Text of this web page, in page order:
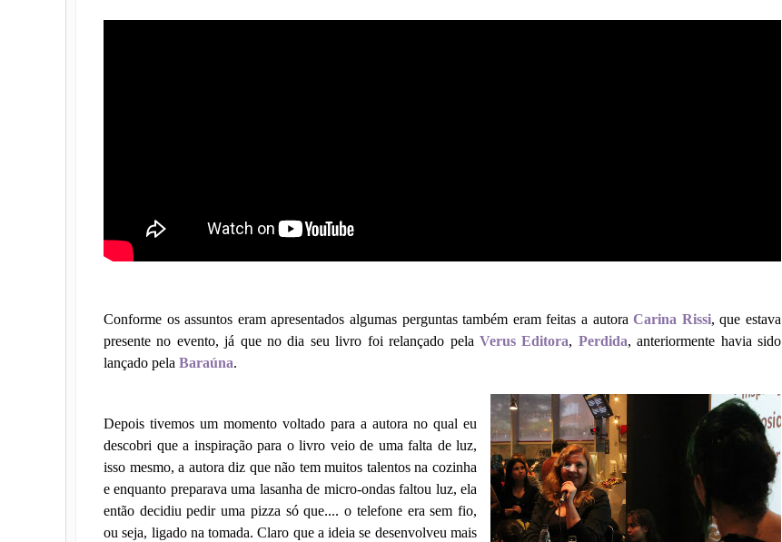
Conforme os assuntos eram apresentados algumas perguntas também eram feitas a autoraCarina Rissi, que estava
presente no evento, já que no dia seu livro foi relançado pela Verus Editora, Perdida, anteriormente havia sido
lançado pela Baraúna.
Depois tivemos um momento voltado para a autora no qual eu
descobri que a inspiração para o livro veio de uma falta de luz,
isso mesmo, a autora diz que não tem muitos talentos na cozinha
e enquanto preparava uma lasanha de micro-ondas faltou luz, ela
então decidiu pedir uma pizza só que.... o telefone era sem fio,
ou seja, ligado na tomada. Claro que a ideia se desenvolveu mais